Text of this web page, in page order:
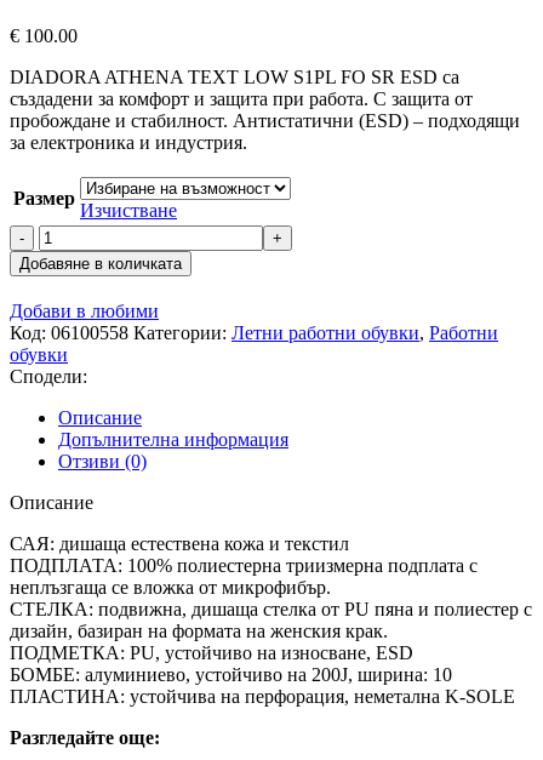
€ 100.00
DIADORA ATHENA TEXT LOW S1PL FO SR ESD са
създадени за комфорт и защита при работа. С защита от
пробождане и стабилност. Антистатични (ESD) – подходящи
за електроника и индустрия.
Размер
Изчистване
количество
за
Работни
обувки
DIADORA
ATHENA
TEXT
LOW
S1PL
FO
SR
ESD
Добавяне в количката
Добави в любими
Код: 06100558 Категории: Летни работни обувки, Работни
обувки
Сподели:
Описание
Допълнителна информация
Отзиви (0)
Описание
САЯ: дишаща естествена кожа и текстил
ПОДПЛАТА: 100% полиестерна триизмерна подплата с
неплъзгаща се вложка от микрофибър.
СТЕЛКА: подвижна, дишаща стелка от PU пяна и полиестер с
дизайн, базиран на формата на женския крак.
ПОДМЕТКА: PU, устойчиво на износване, ESD
БОМБЕ: алуминиево, устойчиво на 200J, ширина: 10
ПЛАСТИНА: устойчива на перфорация, неметална K-SOLE
Разгледайте още: